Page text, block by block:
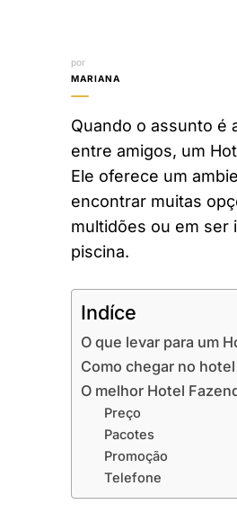
por
MARIANA
Quando o assunto é
entre amigos, um
Ele oferece um
encontrar muitas
multidões ou em ser
piscina.
Indíce
O que levar para um
Como chegar no hotel
O melhor Hotel
Preço
Pacotes
Promoção
Telefone